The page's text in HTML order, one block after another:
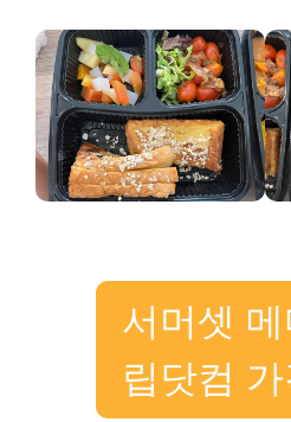
서머셋
립닷컴